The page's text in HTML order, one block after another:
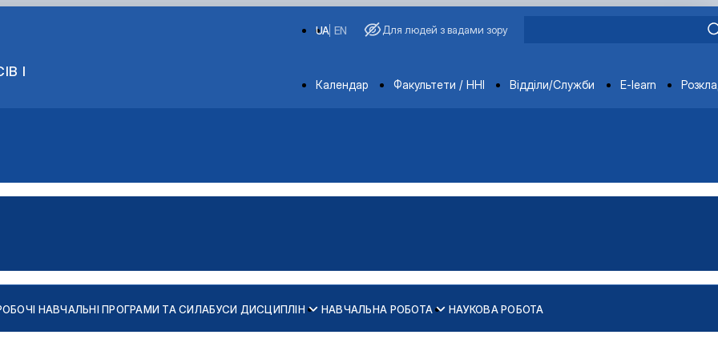
І
EN
UA Для людей з вадами зору
Departments
Календар Факультети / ННІ Відділи/Служби E-learn
конструкцій
НАВЧАЛЬНІ ПРОГРАМИ ТА СИЛАБУСИ ДИСЦИПЛІН НАВЧАЛЬНА РОБОТА НАУКОВА РОБОТА